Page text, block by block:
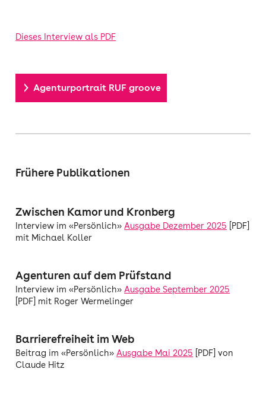
Dieses Interview als PDF
Agenturportrait RUF groove
Frühere Publikationen
Zwischen Kamor und Kronberg
Interview im «Persönlich»Ausgabe Dezember 2025 [PDF]
mit Michael Koller
Agenturen auf dem Prüfstand
Interview im «Persönlich»Ausgabe September 2025
[PDF] mit Roger Wermelinger
Barrierefreiheit im Web
Beitrag im «Persönlich»Ausgabe Mai 2025 [PDF] von
Claude Hitz